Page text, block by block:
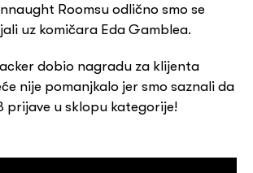
Roomsu odlično smo se
uz komičara Eda Gamblea.
dobio nagradu za klijenta
nije pomanjkalo jer smo saznali da
prijave u sklopu kategorije!